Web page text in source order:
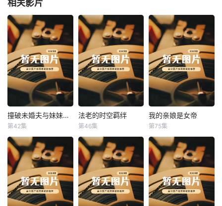
相关影片
撞破未婚夫与妹妹打野战 撞破未婚夫与妹妹打野战
第42集
法老的时空羁绊
法老的时空羁绊
第46集
我的亲娘是女帝
我的亲娘是女帝
第75集